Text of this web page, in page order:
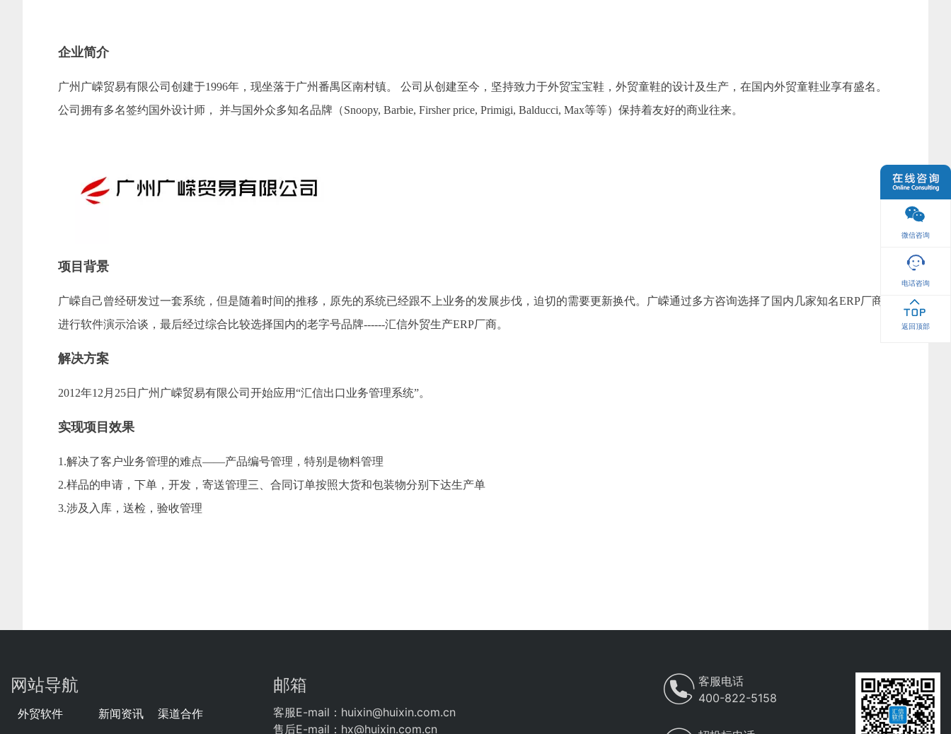
企业简介
广州广嵘贸易有限公司创建于1996年，现坐落于广州番禺区南村镇。 公司从创建至今，坚持致力于外贸宝宝鞋，外贸童鞋的设计及生产，在国内外贸童鞋业享有盛名。
公司拥有多名签约国外设计师， 并与国外众多知名品牌（Snoopy, Barbie, Firsher price, Primigi, Balducci, Max等等）保持着友好的商业往来。
项目背景
广嵘自己曾经研发过一套系统，但是随着时间的推移，原先的系统已经跟不上业务的发展步伐，迫切的需要更新换代。广嵘通过多方咨询选择了国内几家知名ERP厂商
进行软件演示洽谈，最后经过综合比较选择国内的老字号品牌------汇信外贸生产ERP厂商。
解决方案
2012年12月25日广州广嵘贸易有限公司开始应用“汇信出口业务管理系统”。
实现项目效果
1.解决了客户业务管理的难点——产品编号管理，特别是物料管理
2.样品的申请，下单，开发，寄送管理三、合同订单按照大货和包装物分别下达生产单
3.涉及入库，送检，验收管理
微信咨询
电话咨询
返回顶部
网站导航
外贸软件 新闻资讯 渠道合作
邮箱
客服E-mail：huixin@huixin.com.cn
售后E-mail：hx@huixin.com.cn
客服电话
400-822-5158